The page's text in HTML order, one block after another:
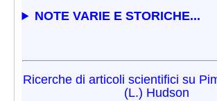
NOTE VARIE E STORICHE...
Ricerche di articoli scientifici su
(L.) Hudson